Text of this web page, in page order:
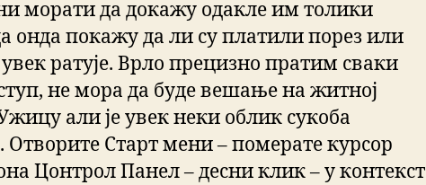
морати да докажу одакле им толики
онда покажу да ли су платили порез или
увек ратује. Врло прецизно пратим сваки
не мора да буде вешање на житној
али је увек неки облик сукоба
Отворите Старт мени – померате курсор
Цонтрол Панел – десни клик – у контекст